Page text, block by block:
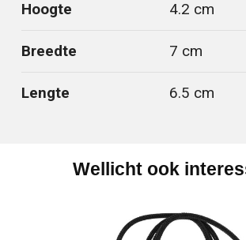
Hoogte 4.2 cm
Breedte 7 cm
Lengte 6.5 cm
Wellicht ook